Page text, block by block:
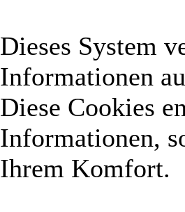
Dieses System
Informationen
Diese Cookies
Informationen,
Ihrem Komfort.